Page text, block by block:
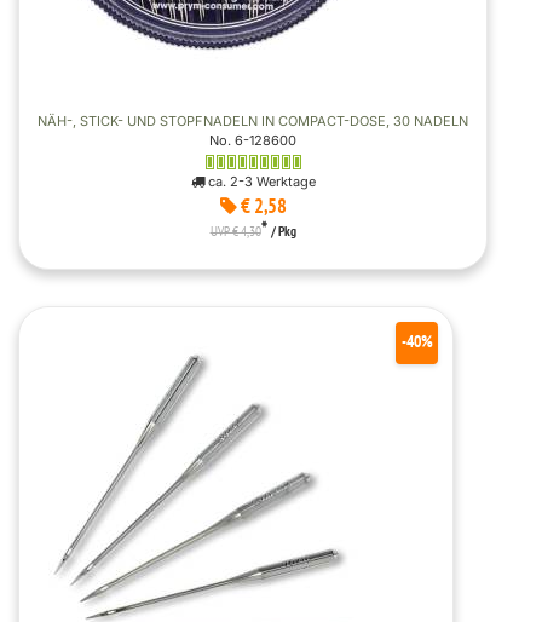
NÄH-, STICK- UND STOPFNADELN IN COMPACT-DOSE, 30 NADELN
No. 6-128600
ca. 2-3 Werktage
€ 2,58
UVP € 4,30* / Pkg
-40%